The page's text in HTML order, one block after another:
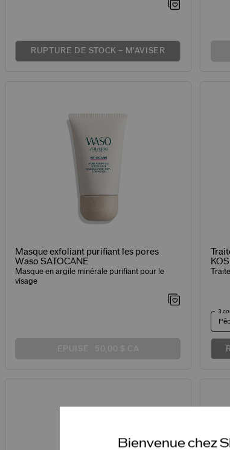
RUPTURE DE STOCK – M'AVISER
Masque exfoliant purifiant les pores
Waso SATOCANE
Masque en argile minérale purifiant pour le
visage
ÉPUISÉ 50,00 $ CA
3
Bienvenue chez